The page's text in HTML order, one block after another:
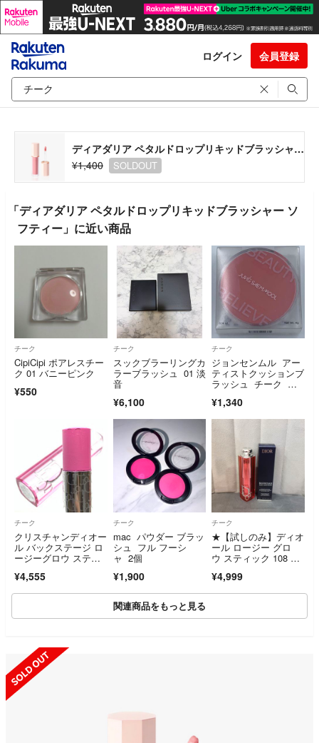
ログイン 会員登録
ディアダリア ペタルドロップリキッドブラッシャー ソフティー
¥1,400
SOLDOUT
「ディアダリア ペタルドロップリキッドブラッシャー ソ
フティー」に近い商品
チーク
CipiCipi ポアレスチー
ク 01 バニーピンク
¥550
チーク
スックブラーリングカ
ラーブラッシュ 01 淡
音
¥6,100
チーク
ジョンセンムル アー
ティストクッションブ
ラッシュ チーク レ
¥1,340
チーク
クリスチャンディオー
ル バックステージ ロ
ージーグロウ スティ
¥4,555
チーク
mac パウダー ブラッ
シュ フル フーシ
ャ 2個
¥1,900
チーク
★【試しのみ】ディオ
ール ロージー グロ
ウ スティック 108 グ
¥4,999
関連商品をもっと見る